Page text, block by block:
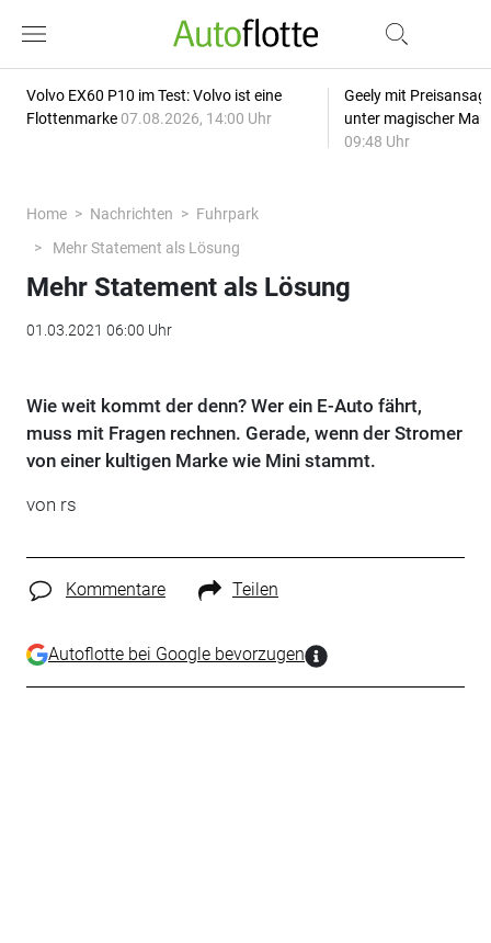
Volvo EX60 P10 im Test: Volvo ist eine
Flottenmarke 07.08.2026, 14:00 Uhr
Geely mit
unter magischer
09:48 Uhr
Home Nachrichten
Fuhrpark
Mehr Statement als Lösung
Mehr Statement als Lösung
01.03.2021 06:00 Uhr
Wie weit kommt der denn? Wer ein E-Auto fährt,
muss mit Fragen rechnen. Gerade, wenn der Stromer
von einer kultigen Marke wie Mini stammt.
von rs
Kommentare Teilen
Autoflotte bei Google bevorzugen